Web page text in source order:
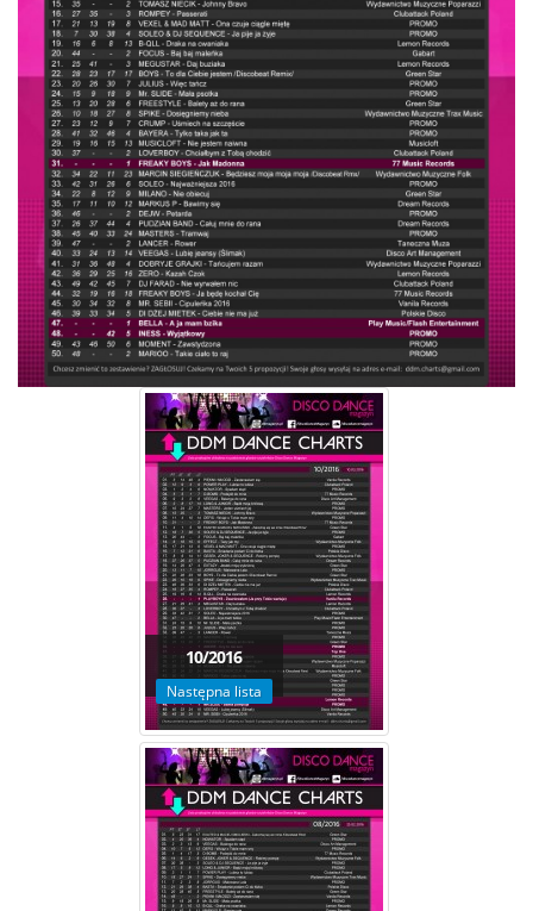
10/2016
Następna lista